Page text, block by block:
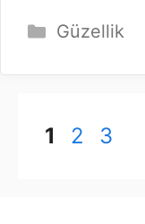
Kategoriler
Güzellik
Sayfa
1 Sayfa
2 Sayfa
3